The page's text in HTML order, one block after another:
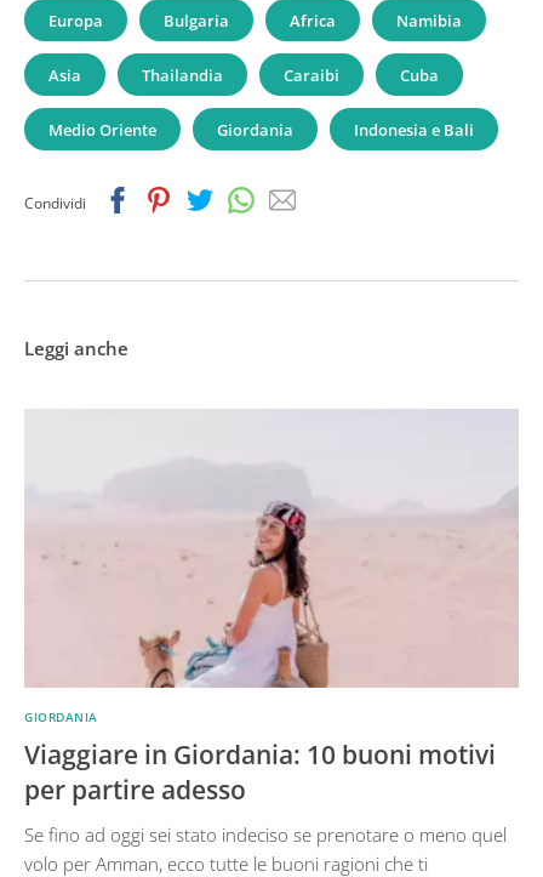
Europa Bulgaria Africa Namibia
Asia Thailandia Caraibi Cuba
Medio Oriente Giordania Indonesia e Bali
Condividi FacebookPinterestTwitterWhatsapp
Email
Leggi anche
GIORDANIA
Viaggiare in Giordania: 10 buoni motivi
per partire adesso
Se fino ad oggi sei stato indeciso se prenotare o meno quel
volo per Amman, ecco tutte le buoni ragioni che ti